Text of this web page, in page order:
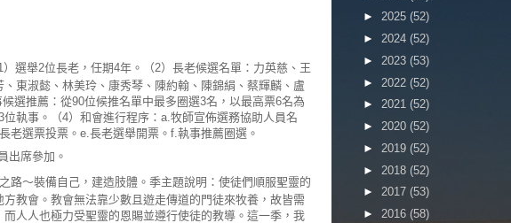
選舉2位長老，任期4年。（2）長老候選名單：力英慈、王
東淑懿、林美玲、康秀琴、陳約翰、陳錦絹、蔡輝麟、盧
選推薦：從90位候推名單中最多圈選3名，以最高票6名為
執事。（4）和會進行程序：a.牧師宣佈選務協助人員名
老選票投票。e.長老選舉開票。f.執事推薦圈選。
出席參加。
路～裝備自己，建造肢體。季主題說明：使徒們順服聖靈的
教會。教會無法靠少數且遊走傳道的門徒來牧養，故皆需
人人也極力受聖靈的恩賜並遵行使徒的教導。這一季，我
► 2025 (52)
► 2024 (52)
► 2023 (53)
► 2022 (52)
► 2021 (52)
► 2020 (52)
► 2019 (52)
► 2018 (52)
► 2017 (53)
► 2016 (58)